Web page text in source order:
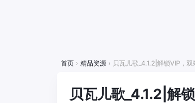
首页 › 精品资源 › 贝瓦儿歌_4.1.2|解锁VIP，
贝瓦儿歌_4.1.2|解